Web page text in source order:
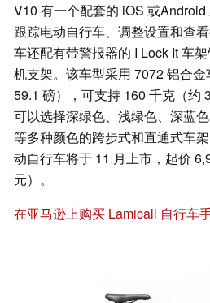
V10 有一个配套的 iOS 或
跟踪电动自行车、调整设置和查
车还配有带警报器的 I Lock It 车
机支架。该车型采用 7072 铝合
59.1 磅），可支持 160 千克（约
可以选择深绿色、浅绿色、深蓝
等多种颜色的跨步式和直通式车
动自行车将于 11 月上市，起价
元）。
在亚马逊上购买 Lamicall 自行车